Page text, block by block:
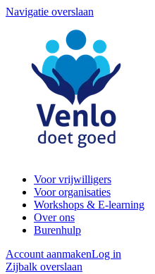
Navigatie overslaan
Voor vrijwilligers
Voor organisaties
Workshops & E-learning
Over ons
Burenhulp
Account aanmakenLog in
Zijbalk overslaan